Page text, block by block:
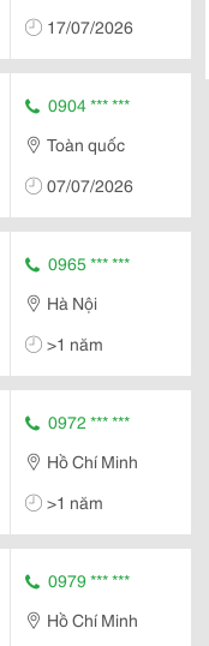
17/07/2026
0904 *** ***
Toàn quốc
07/07/2026
0965 *** ***
Hà Nội
>1 năm
0972 *** ***
Hồ Chí Minh
>1 năm
0979 *** ***
Hồ Chí Minh